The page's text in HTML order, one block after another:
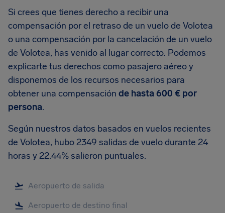
Si crees que tienes derecho a recibir una
compensación por el retraso de un vuelo de Volotea
o una compensación por la cancelación de un vuelo
de Volotea, has venido al lugar correcto. Podemos
explicarte tus derechos como pasajero aéreo y
disponemos de los recursos necesarios para
obtener una compensación de hasta 600 € por
persona.
Según nuestros datos basados en vuelos recientes
de Volotea, hubo 2349 salidas de vuelo durante 24
horas y 22.44% salieron puntuales.